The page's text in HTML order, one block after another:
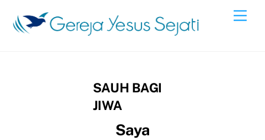
content
SAUH BAGI
JIWA
Saya